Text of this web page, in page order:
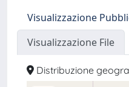
Visualizzazione
Visualizzazione File
Distribuzione